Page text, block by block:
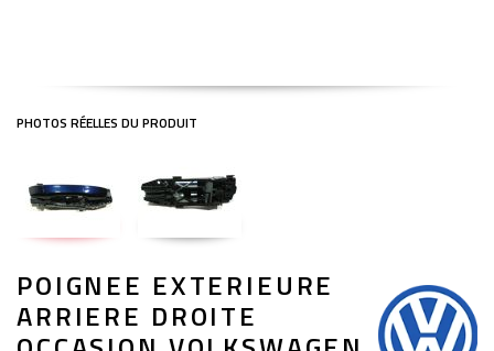
to
the
beginning
of
POIGNEE EXTERIEURE
ARRIERE DROITE